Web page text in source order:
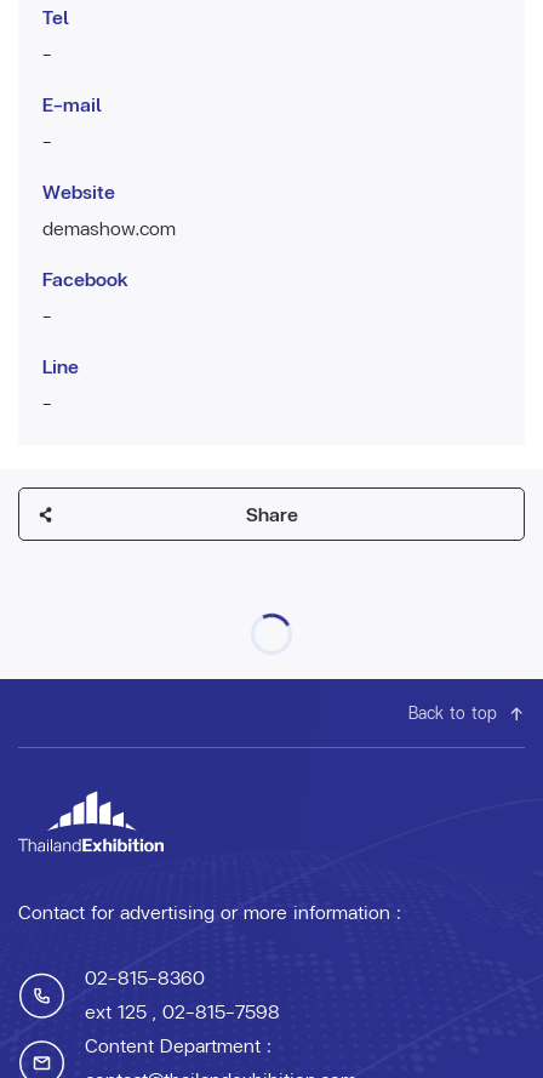
Tel
-
E-mail
-
Website
demashow.com
Facebook
-
Line
-
Share
Back to top
Contact for advertising or more information :
02-815-8360
ext 125 , 02-815-7598
Content Department :